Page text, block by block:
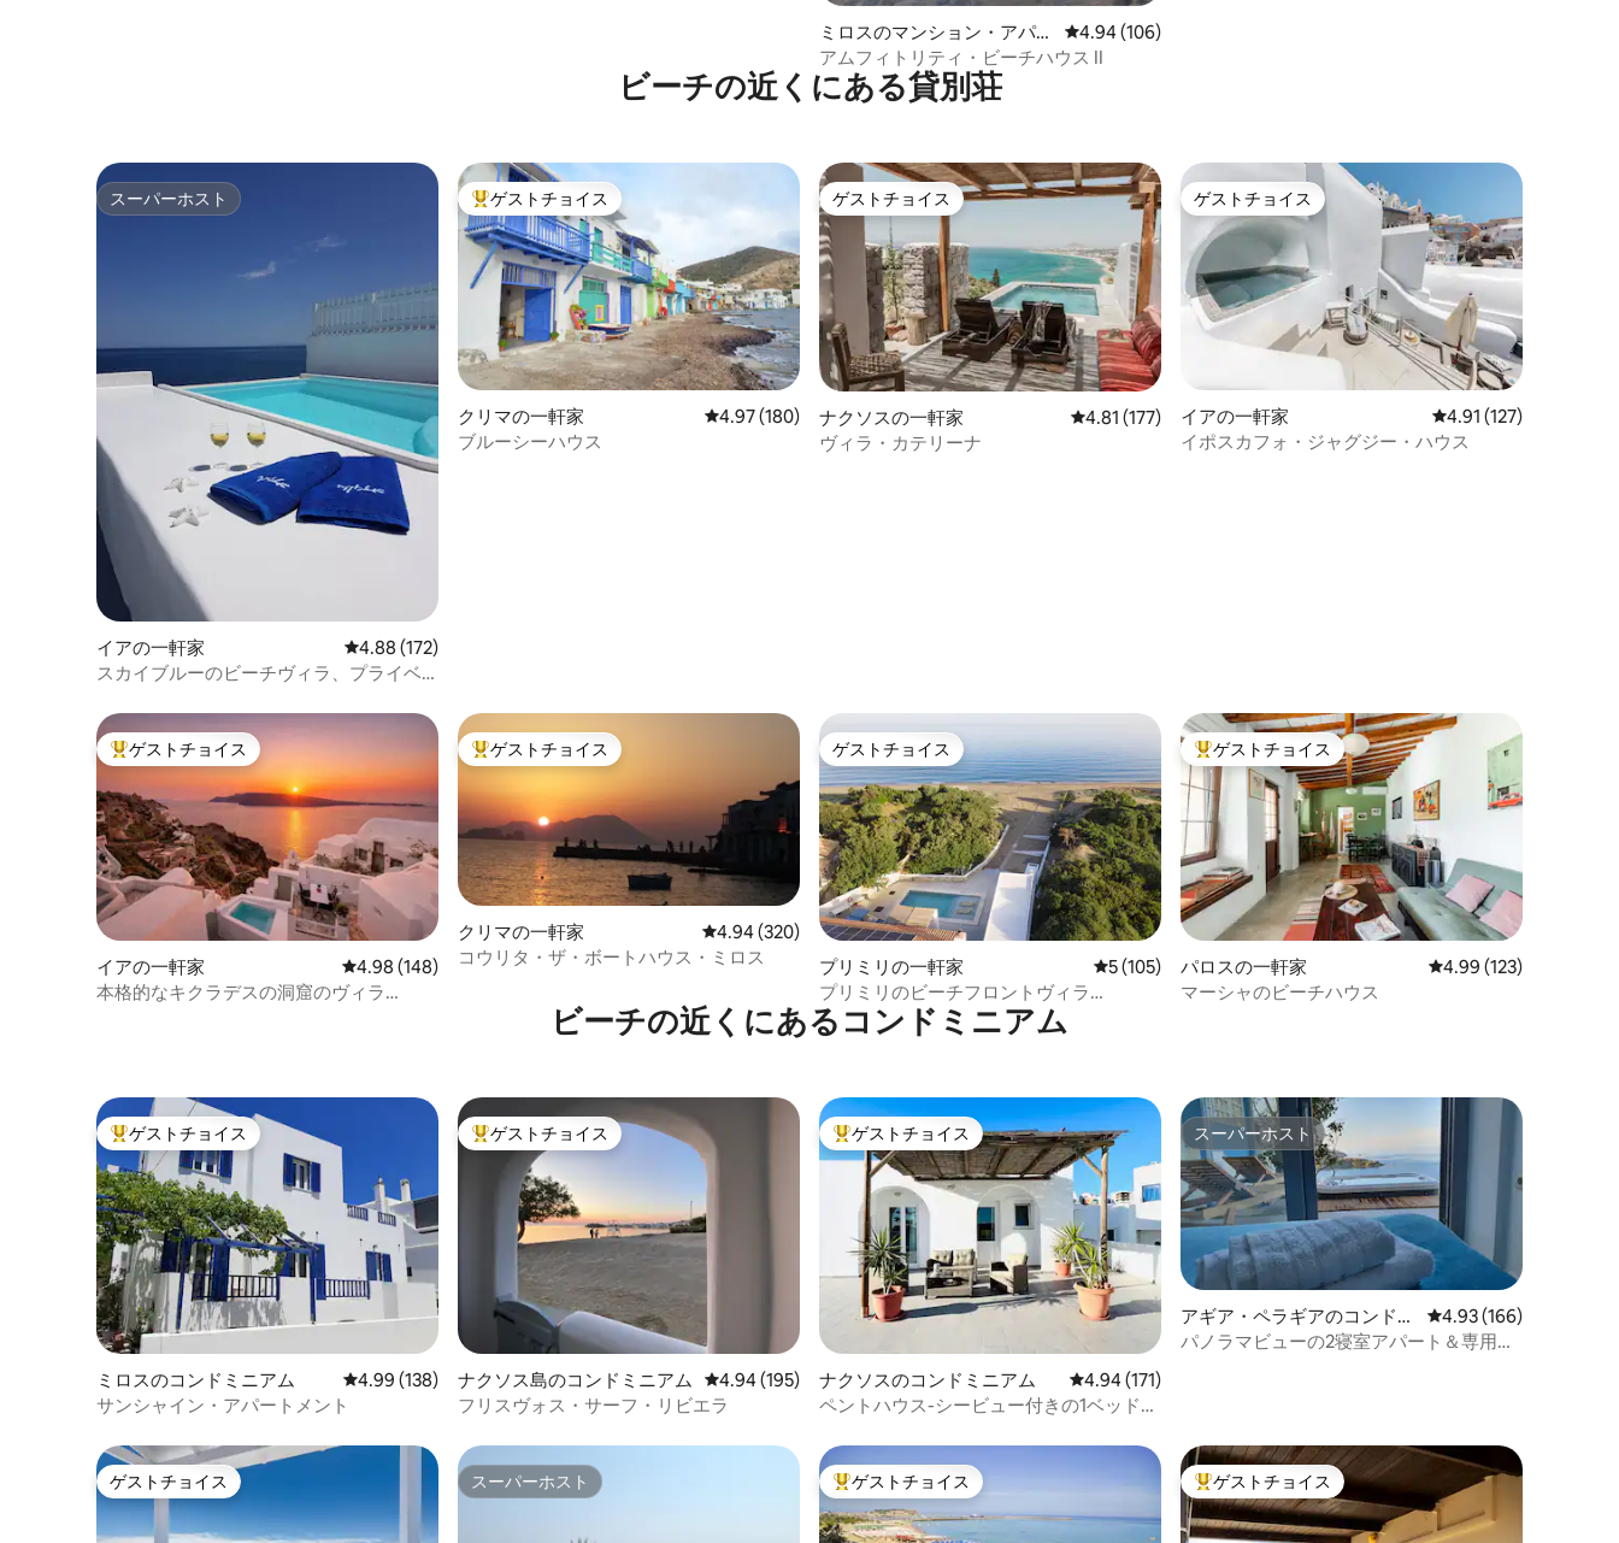
ミロスのマンション・アパー
ト
レビュー106件、5つ星中4.94つ星の平均評価
4.94 (106)
アムフィトリティ・ビーチハウス II
ビーチの近くにある貸別荘
スーパーホスト
スーパーホスト
イアの一軒家 レビュー172件、5つ星中4.88つ星の平均評価
4.88 (172)
スカイブルーのビーチヴィラ、プライベ
大好評のゲストチョイスです。
ゲストチョイス
クリマの一軒家 レビュー180件、5つ星中4.97つ星の平均評価
4.97 (180)
ブルーシーハウス
ゲストチョイス
ゲストチョイス
ナクソスの一軒家 レビュー177件、5つ星中4.81つ星の平均評価
4.81 (177)
ヴィラ・カテリーナ
ゲストチョイス
ゲストチョイス
イアの一軒家 レビュー127件、5つ
4.91 (127)
イポスカフォ・ジャグジー・ハウス
大好評のゲストチョイスです。
ゲストチョイス
イアの一軒家 レビュー148件、5つ星中4.98つ星の平均評価
4.98 (148)
本格的なキクラデスの洞窟のヴィラ
大好評のゲストチョイスです。
ゲストチョイス
クリマの一軒家 レビュー320件、5つ星中4.94つ星の平均評価
4.94 (320)
コウリタ・ザ・ボートハウス・ミロス
ゲストチョイス
ゲストチョイス
プリミリの一軒家 レビュー105件、5つ星中5つ星の平均評価
5 (105)
プリミリのビーチフロントヴィラ
「Cathrin」
大好評のゲストチョイスです。
ゲストチョイス
パロスの一軒家 レビュー123件、5つ
4.99 (123)
マーシャのビーチハウス
ビーチの近くにあるコンドミニアム
大好評のゲストチョイスです。
ゲストチョイス
ミロスのコンドミニアム レビュー138件、5つ星中4.99つ星の平均評価
4.99 (138)
サンシャイン・アパートメント
大好評のゲストチョイスです。
ゲストチョイス
ナクソス島のコンドミニアム レビュー195件、5つ星中4.94つ星の平均評価
4.94 (195)
フリスヴォス・サーフ・リビエラ
大好評のゲストチョイスです。
ゲストチョイス
ナクソスのコンドミニアム レビュー171件、5つ星中4.94つ星の平均評価
4.94 (171)
ペントハウス-シービュー付きの1ベッドル
スーパーホスト
スーパーホスト
アギア・ペラギアのコンドミ
ニアム
レビュー166件、5つ
4.93 (166)
パノラマビューの2寝室アパート＆専用ジ
ゲストチョイス
ゲストチョイス スーパーホスト
スーパーホスト 大好評のゲストチョイスです。
ゲストチョイス 大好評のゲストチョイスです。
ゲストチョイス